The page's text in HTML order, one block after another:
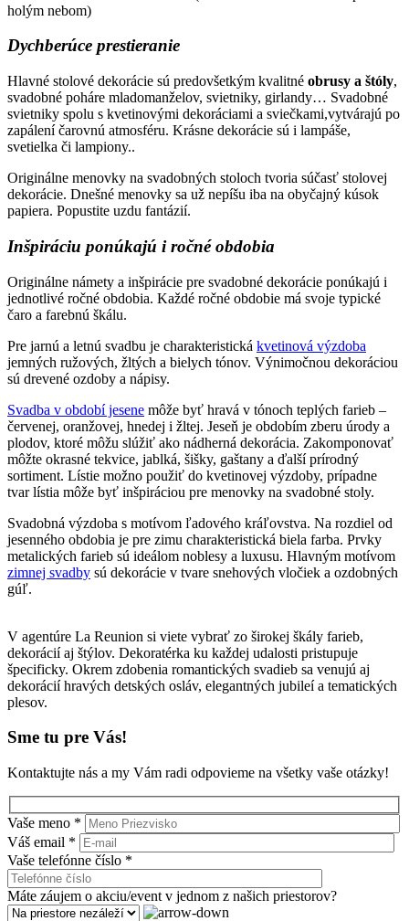
holým nebom)
Dychberúce prestieranie
Hlavné stolové dekorácie sú predovšetkým kvalitné obrusy a štóly,
svadobné poháre mladomanželov, svietniky, girlandy… Svadobné
svietniky spolu s kvetinovými dekoráciami a sviečkami,vytvárajú po
zapálení čarovnú atmosféru. Krásne dekorácie sú i lampáše,
svetielka či lampiony..
Originálne menovky na svadobných stoloch tvoria súčasť stolovej
dekorácie. Dnešné menovky sa už nepíšu iba na obyčajný kúsok
papiera. Popustite uzdu fantázií.
Inšpiráciu ponúkajú i ročné obdobia
Originálne námety a inšpirácie pre svadobné dekorácie ponúkajú i
jednotlivé ročné obdobia. Každé ročné obdobie má svoje typické
čaro a farebnú škálu.
Pre jarnú a letnú svadbu je charakteristická kvetinová výzdoba
jemných ružových, žltých a bielych tónov. Výnimočnou dekoráciou
sú drevené ozdoby a nápisy.
Svadba v období jesene môže byť hravá v tónoch teplých farieb –
červenej, oranžovej, hnedej i žltej. Jeseň je obdobím zberu úrody a
plodov, ktoré môžu slúžiť ako nádherná dekorácia. Zakomponovať
môžte okrasné tekvice, jablká, šišky, gaštany a ďalší prírodný
sortiment. Lístie možno použiť do kvetinovej výzdoby, prípadne
tvar lístia môže byť inšpiráciou pre menovky na svadobné stoly.
Svadobná výzdoba s motívom ľadového kráľovstva. Na rozdiel od
jesenného obdobia je pre zimu charakteristická biela farba. Prvky
metalických farieb sú ideálom noblesy a luxusu. Hlavným motívom
zimnej svadby sú dekorácie v tvare snehových vločiek a ozdobných
gúľ.
V agentúre La Reunion si viete vybrať zo širokej škály farieb,
dekorácií aj štýlov. Dekoratérka ku každej udalosti pristupuje
špecificky. Okrem zdobenia romantických svadieb sa venujú aj
dekorácií hravých detských osláv, elegantných jubileí a tematických
plesov.
Sme tu pre Vás!
Kontaktujte nás a my Vám radi odpovieme na všetky vaše otázky!
Vaše meno *
Váš email *
Vaše telefónne číslo *
Máte záujem o akciu/event v jednom z našich priestorov?